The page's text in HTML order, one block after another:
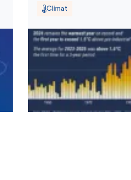
Climat